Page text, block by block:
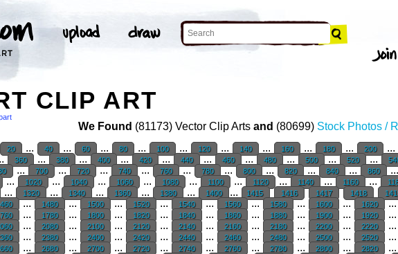
CLIP ART
We Found (81173) Vector Clip Arts and (80699) Stock Photos /
20 ... 40 ... 60 ... 80 ... 100 ... 120 ... 140 ... 160 ... 180 ... 200 ...
360 ... 380 ... 400 ... 420 ... 440 ... 460 ... 480 ... 500 ... 520 ...
... 700 ... 720 ... 740 ... 760 ... 780 ... 800 ... 820 ... 840 ... 860
... 1020 ... 1040 ... 1060 ... 1080 ... 1100 ... 1120 ... 1140 ... 1160 ...
... 1320 ... 1340 ... 1360 ... 1380 ... 1400 ... 1415 1416 1417 1418
... 1480 ... 1500 ... 1520 ... 1540 ... 1560 ... 1580 ... 1600 ... 1620
... 1780 ... 1800 ... 1820 ... 1840 ... 1860 ... 1880 ... 1900 ... 1920 ...
... 2080 ... 2100 ... 2120 ... 2140 ... 2160 ... 2180 ... 2200 ... 2220 ...
... 2380 ... 2400 ... 2420 ... 2440 ... 2460 ... 2480 ... 2500 ... 2520 ...
... 2680 ... 2700 ... 2720 ... 2740 ... 2760 ... 2780 ... 2800 ... 2820 ...